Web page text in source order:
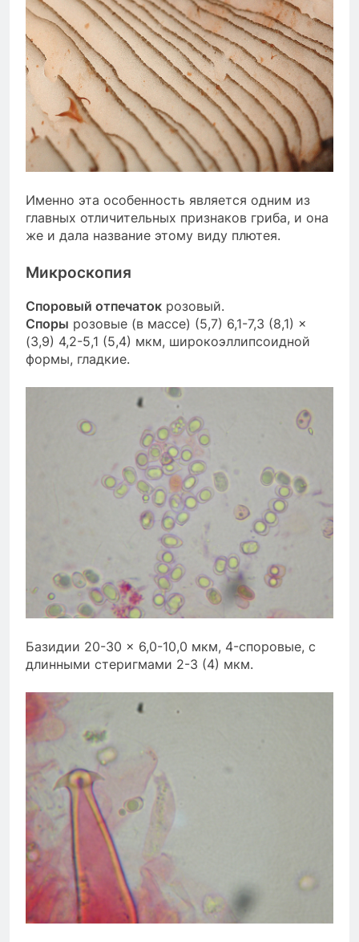
Именно эта особенность является одним из
главных отличительных признаков гриба, и она
же и дала название этому виду плютея.
Микроскопия
Споровый отпечаток розовый.
Споры розовые (в массе) (5,7) 6,1-7,3 (8,1) ×
(3,9) 4,2-5,1 (5,4) мкм, широкоэллипсоидной
формы, гладкие.
Базидии 20-30 × 6,0-10,0 мкм, 4-споровые, с
длинными стеригмами 2-3 (4) мкм.